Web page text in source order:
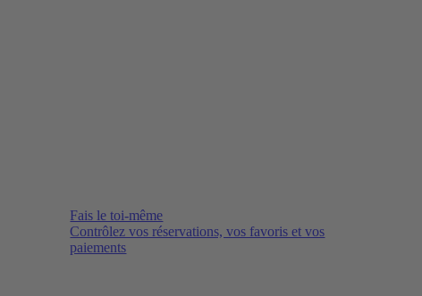
Fais le toi-même
Contrôlez vos réservations, vos favoris et vos
paiements